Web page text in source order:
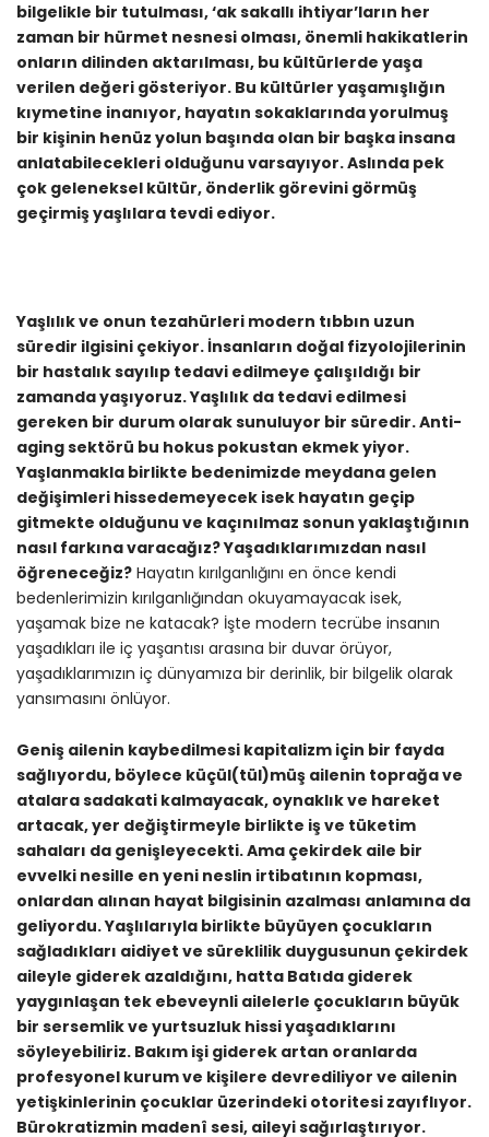
bilgelikle bir tutulması, ‘ak sakallı ihtiyar’ların her
zaman bir hürmet nesnesi olması, önemli hakikatlerin
onların dilinden aktarılması, bu kültürlerde yaşa
verilen değeri gösteriyor. Bu kültürler yaşamışlığın
kıymetine inanıyor, hayatın sokaklarında yorulmuş
bir kişinin henüz yolun başında olan bir başka insana
anlatabilecekleri olduğunu varsayıyor. Aslında pek
çok geleneksel kültür, önderlik görevini görmüş
geçirmiş yaşlılara tevdi ediyor.
Yaşlılık ve onun tezahürleri modern tıbbın uzun
süredir ilgisini çekiyor. İnsanların doğal fizyolojilerinin
bir hastalık sayılıp tedavi edilmeye çalışıldığı bir
zamanda yaşıyoruz. Yaşlılık da tedavi edilmesi
gereken bir durum olarak sunuluyor bir süredir. Anti-
aging sektörü bu hokus pokustan ekmek yiyor.
Yaşlanmakla birlikte bedenimizde meydana gelen
değişimleri hissedemeyecek isek hayatın geçip
gitmekte olduğunu ve kaçınılmaz sonun yaklaştığının
nasıl farkına varacağız? Yaşadıklarımızdan nasıl
öğreneceğiz? Hayatın kırılganlığını en önce kendi
bedenlerimizin kırılganlığından okuyamayacak isek,
yaşamak bize ne katacak? İşte modern tecrübe insanın
yaşadıkları ile iç yaşantısı arasına bir duvar örüyor,
yaşadıklarımızın iç dünyamıza bir derinlik, bir bilgelik olarak
yansımasını önlüyor.
Geniş ailenin kaybedilmesi kapitalizm için bir fayda
sağlıyordu, böylece küçül(tül)müş ailenin toprağa ve
atalara sadakati kalmayacak, oynaklık ve hareket
artacak, yer değiştirmeyle birlikte iş ve tüketim
sahaları da genişleyecekti. Ama çekirdek aile bir
evvelki nesille en yeni neslin irtibatının kopması,
onlardan alınan hayat bilgisinin azalması anlamına da
geliyordu. Yaşlılarıyla birlikte büyüyen çocukların
sağladıkları aidiyet ve süreklilik duygusunun çekirdek
aileyle giderek azaldığını, hatta Batıda giderek
yaygınlaşan tek ebeveynli ailelerle çocukların büyük
bir sersemlik ve yurtsuzluk hissi yaşadıklarını
söyleyebiliriz. Bakım işi giderek artan oranlarda
profesyonel kurum ve kişilere devrediliyor ve ailenin
yetişkinlerinin çocuklar üzerindeki otoritesi zayıflıyor.
Bürokratizmin madenî sesi, aileyi sağırlaştırıyor.